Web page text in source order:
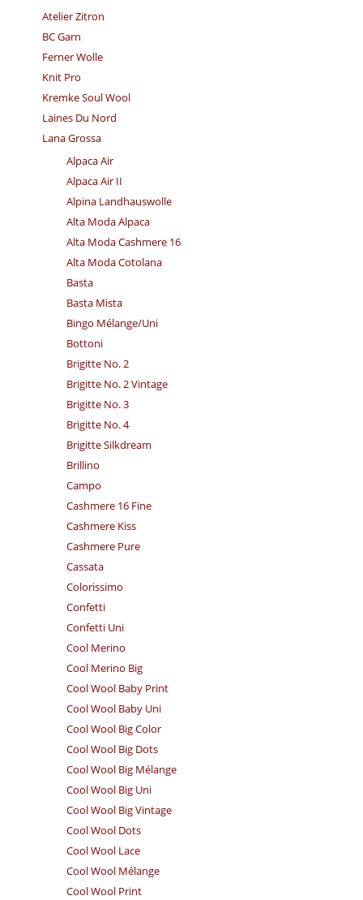
Atelier Zitron
BC Garn
Ferner Wolle
Knit Pro
Kremke Soul Wool
Laines Du Nord
Lana Grossa
Alpaca Air
Alpaca Air II
Alpina Landhauswolle
Alta Moda Alpaca
Alta Moda Cashmere 16
Alta Moda Cotolana
Basta
Basta Mista
Bingo Mélange/​Uni
Bottoni
Brigitte No. 2
Brigitte No. 2 Vintage
Brigitte No. 3
Brigitte No. 4
Brigitte Silkdream
Brillino
Campo
Cashmere 16 Fine
Cashmere Kiss
Cashmere Pure
Cassata
Colorissimo
Confetti
Confetti Uni
Cool Merino
Cool Merino Big
Cool Wool Baby Print
Cool Wool Baby Uni
Cool Wool Big Color
Cool Wool Big Dots
Cool Wool Big Mélange
Cool Wool Big Uni
Cool Wool Big Vintage
Cool Wool Dots
Cool Wool Lace
Cool Wool Mélange
Cool Wool Print